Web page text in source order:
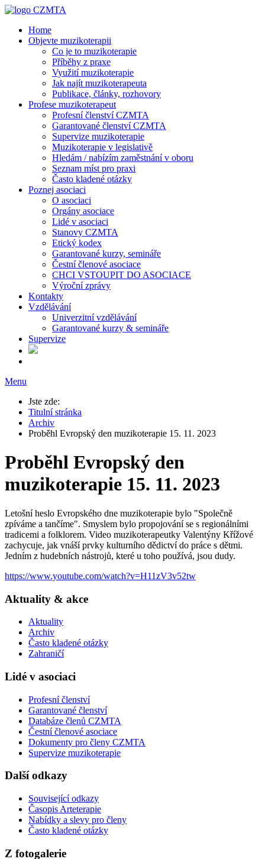
Home
Objevte muzikoterapii
Co je to muzikoterapie
Příběhy z praxe
Využití muzikoterapie
Jak najít muzikoterapeuta
Publikace, články, rozhovory
Profese muzikoterapeut
Profesní členství CZMTA
Garantované členství CZMTA
Supervize muzikoterapie
Muzikoterapie v legislativě
Hledám / nabízím zaměstnání v oboru
Seznam míst pro praxi
Často kladené otázky
Poznej asociaci
O asociaci
Orgány asociace
Lidé v asociaci
Stanovy CZMTA
Etický kodex
Garantované kurzy, semináře
Čestní členové asociace
CHCI VSTOUPIT DO ASOCIACE
Výroční zprávy
Kontakty
Vzdělávání
Univerzitní vzdělávání
Garantované kurzy & semináře
Supervize
Menu
Jste zde:
Titulní stránka
Archiv
Proběhl Evropský den muzikoterapie 15. 11. 2023
Proběhl Evropský den
muzikoterapie 15. 11. 2023
Letošní heslo Evropského dne muzikoterapie bylo "Společně
zpíváme a tančíme". Smyslem bylo propojování se s regionálními
tradicemi a folklorem. Video muzikoterapeutky Valentýny Křížové
zachycuje, jak vnáší prvky kulturního dědictví do práce s dětmi.
Jedním z hudebních nástrojů, které u toho používá, jsou dudy.
https://www.youtube.com/watch?v=H11zV3v52tw
Aktuality & akce
Aktuality
Archiv
Často kladené otázky
Zahraničí
Lidé v asociaci
Profesní členství
Garantované členství
Databáze členů CZMTA
Čestní členové asociace
Dokumenty pro členy CZMTA
Supervize muzikoterapie
Další odkazy
Související odkazy
Časopis Arteterapie
Nabídky a slevy pro členy
Často kladené otázky
Z fotogalerie